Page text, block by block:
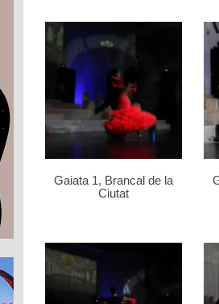
Gaiata 1, Brancal de la
Ciutat